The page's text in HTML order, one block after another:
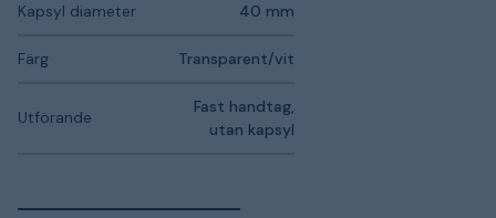
Kapsyl diameter 40 mm
Färg Transparent/vit
Utförande
Fast handtag,
utan kapsyl